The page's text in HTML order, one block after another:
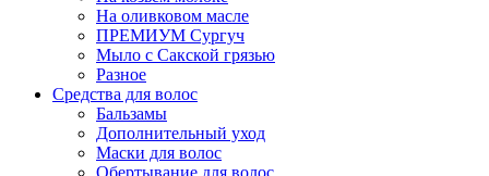
На оливковом масле
ПРЕМИУМ Сургуч
Мыло с Сакской грязью
Разное
Средства для волос
Бальзамы
Дополнительный уход
Маски для волос